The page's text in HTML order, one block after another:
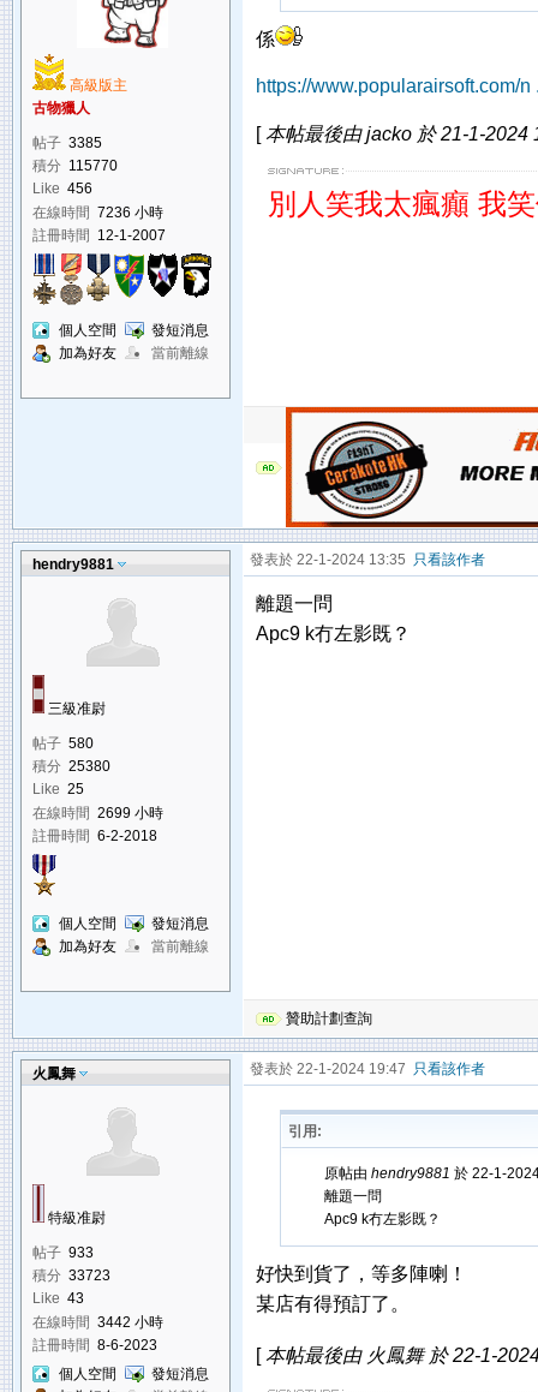
高級版主
古物獵人
帖子 3385
積分 115770
Like 456
在線時間 7236 小時
註冊時間 12-1-2007
個人空間
發短消息
加為好友
當前離線
係
https://www.popularairsoft.com/
[本帖最後由 jacko 於 21-1-2024
別人笑我太瘋癲 我
hendry9881
三級准尉
帖子 580
積分 25380
Like 25
在線時間 2699 小時
註冊時間 6-2-2018
個人空間
發短消息
加為好友
當前離線
發表於 22-1-2024 13:35 只看該作者
離題一問
Apc9 k冇左影既？
贊助計劃查詢
火鳳舞
特級准尉
帖子 933
積分 33723
Like 43
在線時間 3442 小時
註冊時間 8-6-2023
個人空間
發短消息
發表於 22-1-2024 19:47 只看該作者
引用:
原帖由 hendry9881 於 22-1-
離題一問
Apc9 k冇左影既？
好快到貨了，等多陣喇！
某店有得預訂了。
[本帖最後由 火鳳舞 於 22-1-